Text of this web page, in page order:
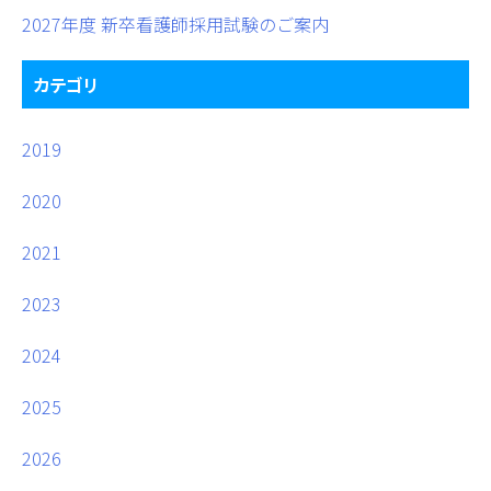
2027年度 新卒看護師採用試験のご案内
カテゴリ
2019
2020
2021
2023
2024
2025
2026